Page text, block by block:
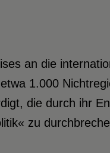
an die
1.000
die durch ihr
zu